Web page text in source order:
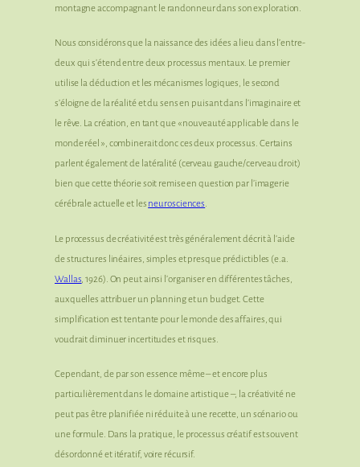
montagne accompagnant le randonneur dans son exploration.
Nous considérons que la naissance des idées a lieu dans l’entre-
deux qui s’étend entre deux processus mentaux. Le premier
utilise la déduction et les mécanismes logiques, le second
s’éloigne de la réalité et du sens en puisant dans l’imaginaire et
le rêve. La création, en tant que « nouveauté applicable dans le
monde réel », combinerait donc ces deux processus. Certains
parlent également de latéralité (cerveau gauche/cerveau droit)
bien que cette théorie soit remise en question par l’imagerie
cérébrale actuelle et les neurosciences.
Le processus de créativité est très généralement décrit à l’aide
de structures linéaires, simples et presque prédictibles (e.a.
Wallas , 1926). On peut ainsi l’organiser en différentes tâches,
auxquelles attribuer un planning et un budget. Cette
simplification est tentante pour le monde des affaires, qui
voudrait diminuer incertitudes et risques.
Cependant, de par son essence même – et encore plus
particulièrement dans le domaine artistique –, la créativité ne
peut pas être planifiée ni réduite à une recette, un scénario ou
une formule. Dans la pratique, le processus créatif est souvent
désordonné et itératif, voire récursif.